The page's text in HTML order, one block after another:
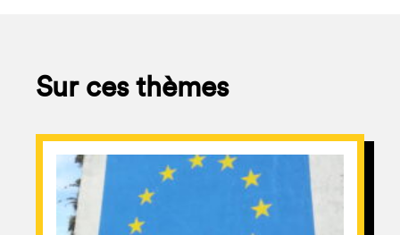
Sur ces thèmes